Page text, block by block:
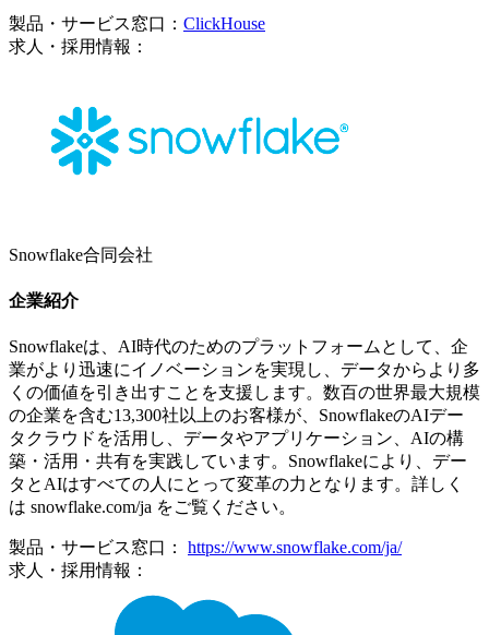
製品・サービス窓口： ClickHouse
求人・採用情報：
Snowflake合同会社
企業紹介
Snowflakeは、AI時代のためのプラットフォームとして、企
業がより迅速にイノベーションを実現し、データからより多
くの価値を引き出すことを支援します。数百の世界最大規模
の企業を含む13,300社以上のお客様が、SnowflakeのAIデー
タクラウドを活用し、データやアプリケーション、AIの構
築・活用・共有を実践しています。Snowflakeにより、デー
タとAIはすべての人にとって変革の力となります。詳しく
は snowflake.com/ja をご覧ください。
製品・サービス窓口： https://www.snowflake.com/ja/
求人・採用情報：